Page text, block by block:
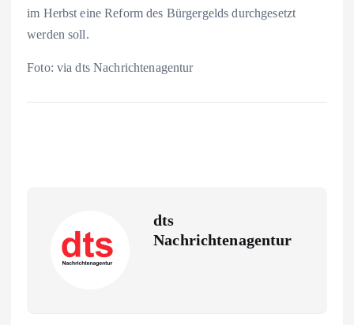
im Herbst eine Reform des Bürgergelds durchgesetzt
werden soll.
Foto: via dts Nachrichtenagentur
dts
Nachrichtenagentur